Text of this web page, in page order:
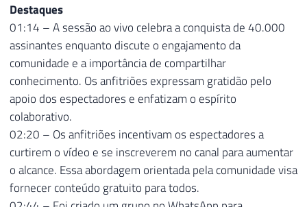
Destaques
01:14 – A sessão ao vivo celebra a conquista de 40.000
assinantes enquanto discute o engajamento da
comunidade e a importância de compartilhar
conhecimento. Os anfitriões expressam gratidão pelo
apoio dos espectadores e enfatizam o espírito
colaborativo.
02:20 – Os anfitriões incentivam os espectadores a
curtirem o vídeo e se inscreverem no canal para aumentar
o alcance. Essa abordagem orientada pela comunidade visa
fornecer conteúdo gratuito para todos.